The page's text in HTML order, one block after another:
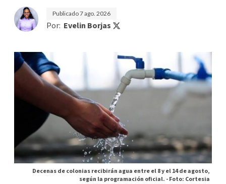
Publicado7 ago. 2026
Por: Evelin Borjas
Decenas de colonias recibirán agua entre el 8 y el 14 de agosto,
según la programación oficial. -Foto: Cortesia